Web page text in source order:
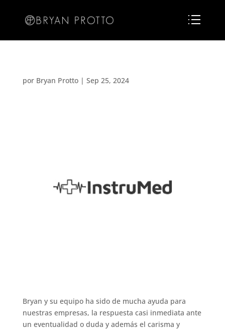
por Bryan Protto| Sep 25, 2024
Bryan y su equipo ha sido de mucha ayuda para
nuestras empresas, la respuesta casi inmediata ante
un eventualidad o duda y además el carisma y